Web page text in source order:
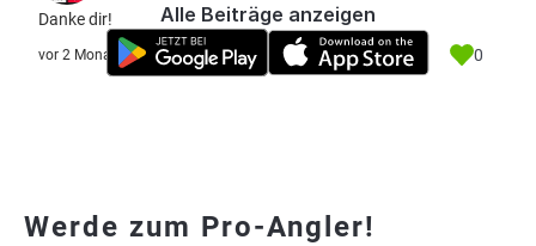
Danke dir!
vor 2 Monate 0
Alle Beiträge anzeigen
Werde zum Pro-Angler!